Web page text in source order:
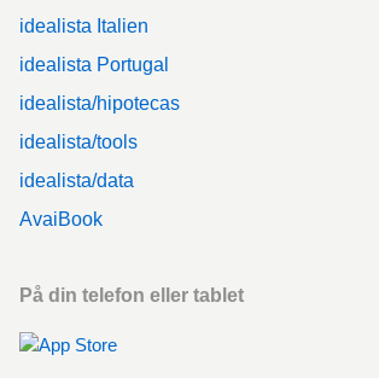
idealista Italien
idealista Portugal
idealista/hipotecas
idealista/tools
idealista/data
AvaiBook
På din telefon eller tablet